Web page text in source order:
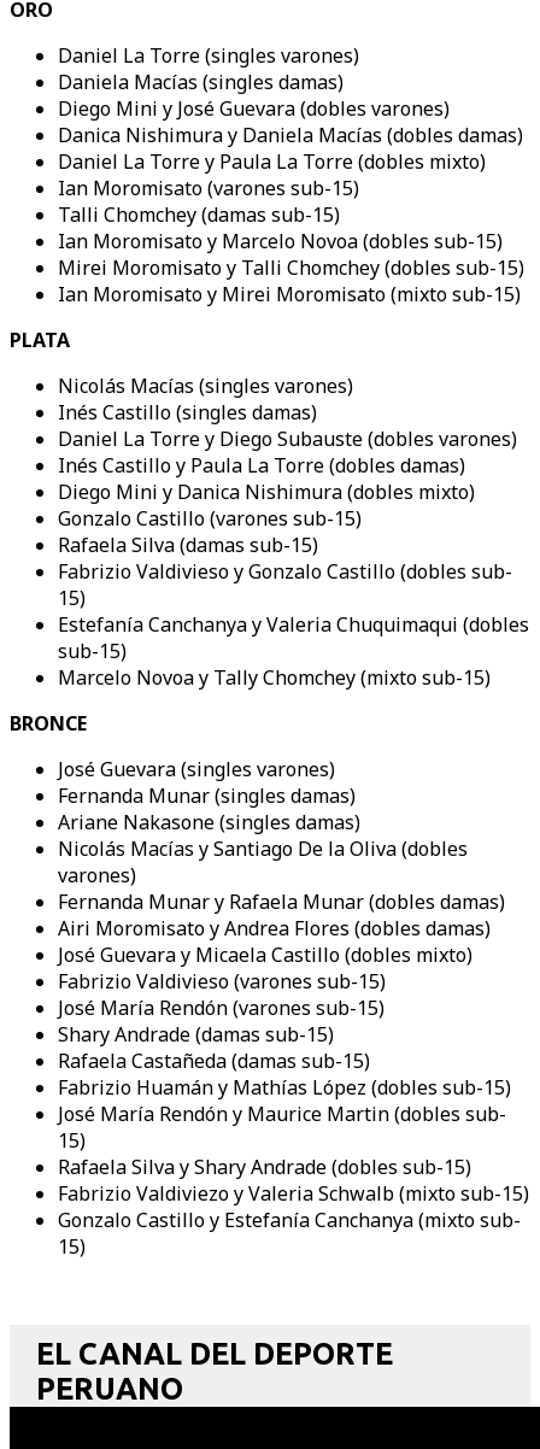
ORO
Daniel La Torre (singles varones)
Daniela Macías (singles damas)
Diego Mini y José Guevara (dobles varones)
Danica Nishimura y Daniela Macías (dobles damas)
Daniel La Torre y Paula La Torre (dobles mixto)
Ian Moromisato (varones sub-15)
Talli Chomchey (damas sub-15)
Ian Moromisato y Marcelo Novoa (dobles sub-15)
Mirei Moromisato y Talli Chomchey (dobles sub-15)
Ian Moromisato y Mirei Moromisato (mixto sub-15)
PLATA
Nicolás Macías (singles varones)
Inés Castillo (singles damas)
Daniel La Torre y Diego Subauste (dobles varones)
Inés Castillo y Paula La Torre (dobles damas)
Diego Mini y Danica Nishimura (dobles mixto)
Gonzalo Castillo (varones sub-15)
Rafaela Silva (damas sub-15)
Fabrizio Valdivieso y Gonzalo Castillo (dobles sub-
15)
Estefanía Canchanya y Valeria Chuquimaqui (dobles
sub-15)
Marcelo Novoa y Tally Chomchey (mixto sub-15)
BRONCE
José Guevara (singles varones)
Fernanda Munar (singles damas)
Ariane Nakasone (singles damas)
Nicolás Macías y Santiago De la Oliva (dobles
varones)
Fernanda Munar y Rafaela Munar (dobles damas)
Airi Moromisato y Andrea Flores (dobles damas)
José Guevara y Micaela Castillo (dobles mixto)
Fabrizio Valdivieso (varones sub-15)
José María Rendón (varones sub-15)
Shary Andrade (damas sub-15)
Rafaela Castañeda (damas sub-15)
Fabrizio Huamán y Mathías López (dobles sub-15)
José María Rendón y Maurice Martin (dobles sub-
15)
Rafaela Silva y Shary Andrade (dobles sub-15)
Fabrizio Valdiviezo y Valeria Schwalb (mixto sub-15)
Gonzalo Castillo y Estefanía Canchanya (mixto sub-
15)
EL CANAL DEL DEPORTE
PERUANO